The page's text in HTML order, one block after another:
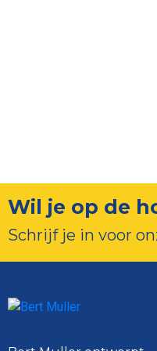
Wil je op de
Schrijf je in voor